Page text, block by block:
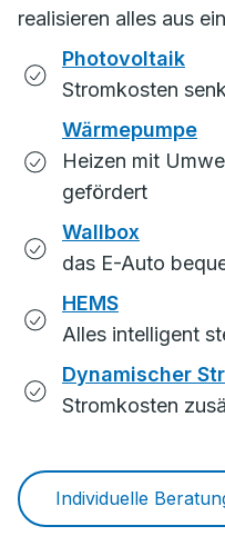
realisieren alles aus
Photovoltaik
Stromkosten
Wärmepumpe
Heizen mit
gefördert
Wallbox
das E-Auto
HEMS
Alles intelligent
Dynamischer
Stromkosten
Individuelle